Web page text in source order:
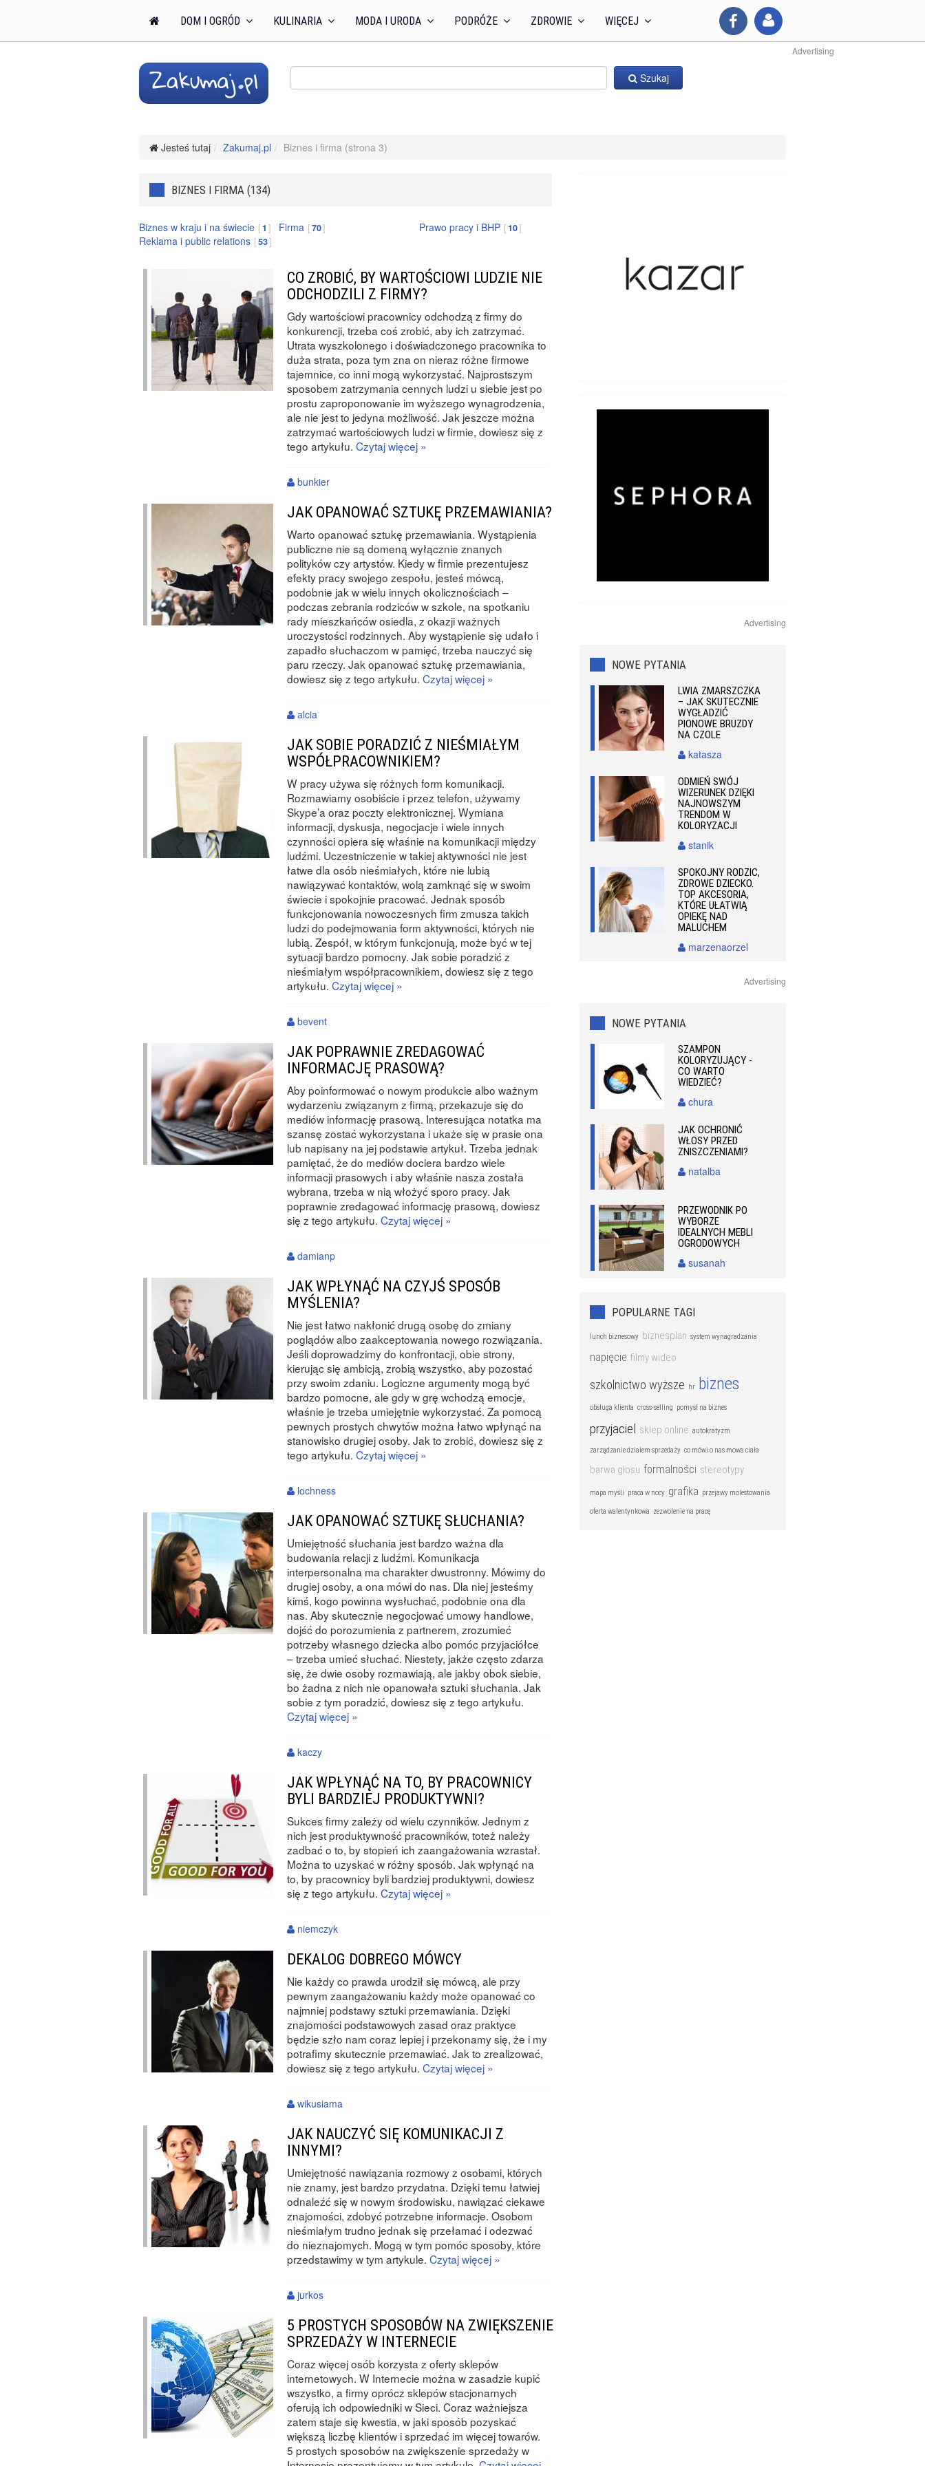
DOM I OGRÓD KULINARIA MODA I URODA PODRÓŻE ZDROWIE WIĘCEJ
Advertising
Szukaj
Jesteś tutaj Zakumaj.pl Biznes i firma (strona 3)
BIZNES I FIRMA (134)
Biznes w kraju i na świecie 1 Firma 70 Prawo pracy i BHP 10
Reklama i public relations 53
CO ZROBIĆ, BY WARTOŚCIOWI LUDZIE NIE
ODCHODZILI Z FIRMY?
Gdy wartościowi pracownicy odchodzą z firmy do
konkurencji, trzeba coś zrobić, aby ich zatrzymać.
Utrata wyszkolonego i doświadczonego pracownika to
duża strata, poza tym zna on nieraz różne firmowe
tajemnice, co inni mogą wykorzystać. Najprostszym
sposobem zatrzymania cennych ludzi u siebie jest po
prostu zaproponowanie im wyższego wynagrodzenia,
ale nie jest to jedyna możliwość. Jak jeszcze można
zatrzymać wartościowych ludzi w firmie, dowiesz się z
tego artykułu.Czytaj więcej »
bunkier
JAK OPANOWAĆ SZTUKĘ PRZEMAWIANIA?
Warto opanować sztukę przemawiania. Wystąpienia
publiczne nie są domeną wyłącznie znanych
polityków czy artystów. Kiedy w firmie prezentujesz
efekty pracy swojego zespołu, jesteś mówcą,
podobnie jak w wielu innych okolicznościach –
podczas zebrania rodziców w szkole, na spotkaniu
rady mieszkańców osiedla, z okazji ważnych
uroczystości rodzinnych. Aby wystąpienie się udało i
zapadło słuchaczom w pamięć, trzeba nauczyć się
paru rzeczy. Jak opanować sztukę przemawiania,
dowiesz się z tego artykułu.Czytaj więcej »
alcia
JAK SOBIE PORADZIĆ Z NIEŚMIAŁYM
WSPÓŁPRACOWNIKIEM?
W pracy używa się różnych form komunikacji.
Rozmawiamy osobiście i przez telefon, używamy
Skype’a oraz poczty elektronicznej. Wymiana
informacji, dyskusja, negocjacje i wiele innych
czynności opiera się właśnie na komunikacji między
ludźmi. Uczestniczenie w takiej aktywności nie jest
łatwe dla osób nieśmiałych, które nie lubią
nawiązywać kontaktów, wolą zamknąć się w swoim
świecie i spokojnie pracować. Jednak sposób
funkcjonowania nowoczesnych firm zmusza takich
ludzi do podejmowania form aktywności, których nie
lubią. Zespół, w którym funkcjonują, może być w tej
sytuacji bardzo pomocny. Jak sobie poradzić z
nieśmiałym współpracownikiem, dowiesz się z tego
artykułu.Czytaj więcej »
bevent
JAK POPRAWNIE ZREDAGOWAĆ
INFORMACJĘ PRASOWĄ?
Aby poinformować o nowym produkcie albo ważnym
wydarzeniu związanym z firmą, przekazuje się do
mediów informację prasową. Interesująca notatka ma
szansę zostać wykorzystana i ukaże się w prasie ona
lub napisany na jej podstawie artykuł. Trzeba jednak
pamiętać, że do mediów dociera bardzo wiele
informacji prasowych i aby właśnie nasza została
wybrana, trzeba w nią włożyć sporo pracy. Jak
poprawnie zredagować informację prasową, dowiesz
się z tego artykułu.Czytaj więcej »
damianp
JAK WPŁYNĄĆ NA CZYJŚ SPOSÓB
MYŚLENIA?
Nie jest łatwo nakłonić drugą osobę do zmiany
poglądów albo zaakceptowania nowego rozwiązania.
Jeśli doprowadzimy do konfrontacji, obie strony,
kierując się ambicją, zrobią wszystko, aby pozostać
przy swoim zdaniu. Logiczne argumenty mogą być
bardzo pomocne, ale gdy w grę wchodzą emocje,
właśnie je trzeba umiejętnie wykorzystać. Za pomocą
pewnych prostych chwytów można łatwo wpłynąć na
stanowisko drugiej osoby. Jak to zrobić, dowiesz się z
tego artykułu.Czytaj więcej »
lochness
JAK OPANOWAĆ SZTUKĘ SŁUCHANIA?
Umiejętność słuchania jest bardzo ważna dla
budowania relacji z ludźmi. Komunikacja
interpersonalna ma charakter dwustronny. Mówimy do
drugiej osoby, a ona mówi do nas. Dla niej jesteśmy
kimś, kogo powinna wysłuchać, podobnie ona dla
nas. Aby skutecznie negocjować umowy handlowe,
dojść do porozumienia z partnerem, zrozumieć
potrzeby własnego dziecka albo pomóc przyjaciółce
– trzeba umieć słuchać. Niestety, jakże często zdarza
się, że dwie osoby rozmawiają, ale jakby obok siebie,
bo żadna z nich nie opanowała sztuki słuchania. Jak
sobie z tym poradzić, dowiesz się z tego artykułu.
Czytaj więcej »
kaczy
JAK WPŁYNĄĆ NA TO, BY PRACOWNICY
BYLI BARDZIEJ PRODUKTYWNI?
Sukces firmy zależy od wielu czynników. Jednym z
nich jest produktywność pracowników, toteż należy
zadbać o to, by stopień ich zaangażowania wzrastał.
Można to uzyskać w różny sposób. Jak wpłynąć na
to, by pracownicy byli bardziej produktywni, dowiesz
się z tego artykułu.Czytaj więcej »
niemczyk
DEKALOG DOBREGO MÓWCY
Nie każdy co prawda urodził się mówcą, ale przy
pewnym zaangażowaniu każdy może opanować co
najmniej podstawy sztuki przemawiania. Dzięki
znajomości podstawowych zasad oraz praktyce
będzie szło nam coraz lepiej i przekonamy się, że i my
potrafimy skutecznie przemawiać. Jak to zrealizować,
dowiesz się z tego artykułu.Czytaj więcej »
wikusiama
JAK NAUCZYĆ SIĘ KOMUNIKACJI Z
INNYMI?
Umiejętność nawiązania rozmowy z osobami, których
nie znamy, jest bardzo przydatna. Dzięki temu łatwiej
odnaleźć się w nowym środowisku, nawiązać ciekawe
znajomości, zdobyć potrzebne informacje. Osobom
nieśmiałym trudno jednak się przełamać i odezwać
do nieznajomych. Mogą w tym pomóc sposoby, które
przedstawimy w tym artykule.Czytaj więcej »
jurkos
5 PROSTYCH SPOSOBÓW NA ZWIĘKSZENIE
SPRZEDAŻY W INTERNECIE
Coraz więcej osób korzysta z oferty sklepów
internetowych. W Internecie można w zasadzie kupić
wszystko, a firmy oprócz sklepów stacjonarnych
oferują ich odpowiedniki w Sieci. Coraz ważniejsza
zatem staje się kwestia, w jaki sposób pozyskać
większą liczbę klientów i sprzedać im więcej towarów.
5 prostych sposobów na zwiększenie sprzedaży w
Advertising
NOWE PYTANIA
LWIA ZMARSZCZKA
– JAK SKUTECZNIE
WYGŁADZIĆ
PIONOWE BRUZDY
NA CZOLE
katasza
ODMIEŃ SWÓJ
WIZERUNEK DZIĘKI
NAJNOWSZYM
TRENDOM W
KOLORYZACJI
stanik
SPOKOJNY RODZIC,
ZDROWE DZIECKO.
TOP AKCESORIA,
KTÓRE UŁATWIĄ
OPIEKĘ NAD
MALUCHEM
marzenaorzel
Advertising
NOWE PYTANIA
SZAMPON
KOLORYZUJĄCY -
CO WARTO
WIEDZIEĆ?
chura
JAK OCHRONIĆ
WŁOSY PRZED
ZNISZCZENIAMI?
natalba
PRZEWODNIK PO
WYBORZE
IDEALNYCH MEBLI
OGRODOWYCH
susanah
POPULARNE TAGI
lunch biznesowy biznesplan system wynagradzania
napięcie filmy wideo
szkolnictwo wyższe hr biznes
obsługa klienta cross-selling pomysł na biznes
przyjaciel sklep online autokratyzm
zarządzanie działem sprzedaży co mówi o nas mowa ciała
barwa głosu formalności stereotypy
mapa myśli praca w nocy grafika przejawy molestowania
oferta walentynkowa zezwolenie na pracę